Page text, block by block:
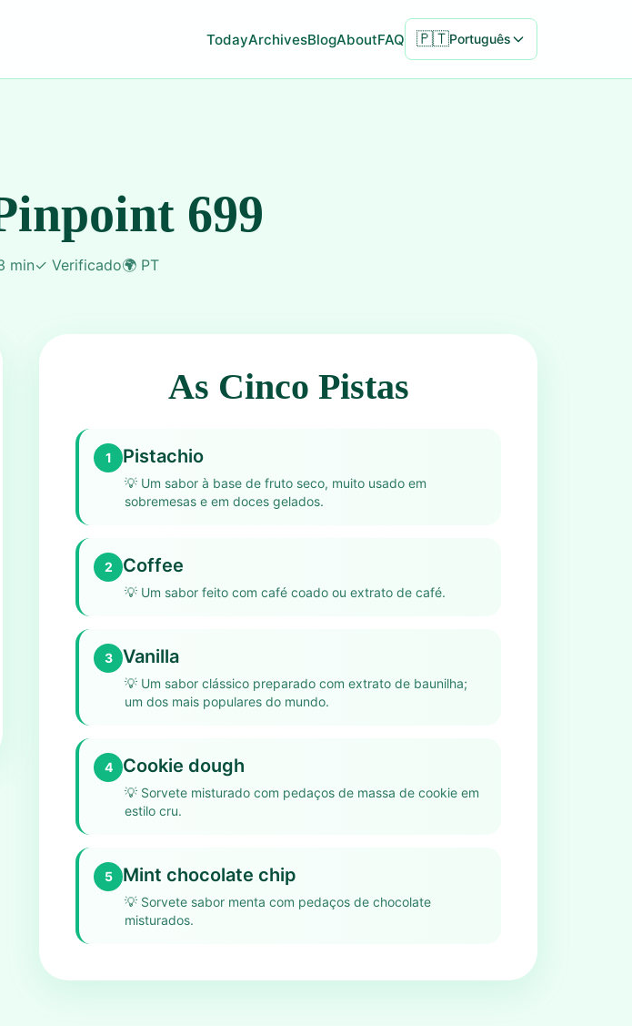
TodayArchivesBlogAboutFAQ 🇵🇹Português
699
min✓ Verificado🌍 PT
As Cinco Pistas
1 Pistachio
💡 Um sabor à base de fruto seco, muito usado em
sobremesas e em doces gelados.
2 Coffee
💡 Um sabor feito com café coado ou extrato de café.
3 Vanilla
💡 Um sabor clássico preparado com extrato de baunilha;
um dos mais populares do mundo.
4 Cookie dough
💡 Sorvete misturado com pedaços de massa de cookie em
estilo cru.
5 Mint chocolate chip
💡 Sorvete sabor menta com pedaços de chocolate
misturados.